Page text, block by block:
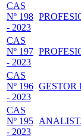
CAS
Nº 198
- 2023
CAS
Nº 197
- 2023
CAS
Nº 196
- 2023
GESTOR
CAS
Nº 195
- 2023